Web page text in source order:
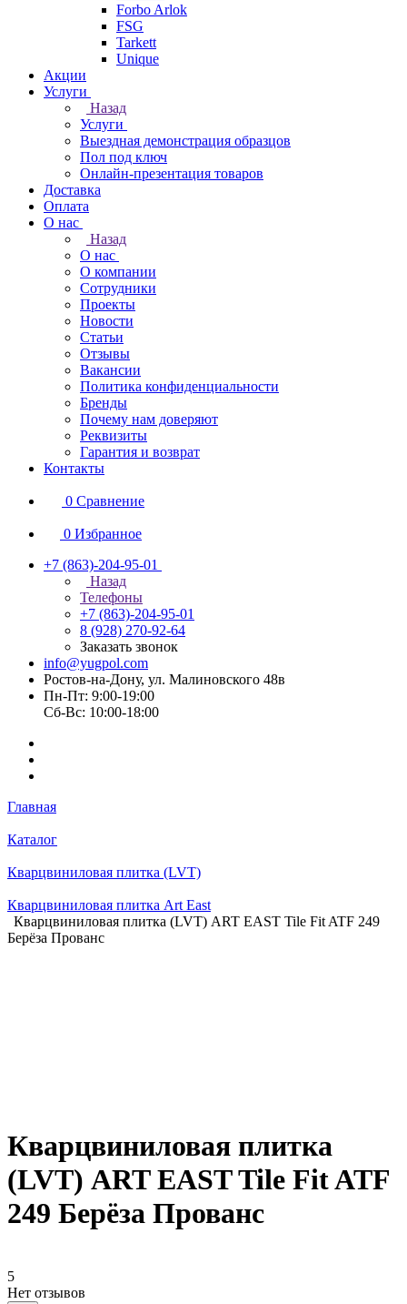
Forbo Arlok
FSG
Tarkett
Unique
Акции
Услуги
Назад
Услуги
Выездная демонстрация образцов
Пол под ключ
Онлайн-презентация товаров
Доставка
Оплата
О нас
Назад
О нас
О компании
Сотрудники
Проекты
Новости
Статьи
Отзывы
Вакансии
Политика конфиденциальности
Бренды
Почему нам доверяют
Реквизиты
Гарантия и возврат
Контакты
0 Сравнение
0 Избранное
+7 (863)-204-95-01
Назад
Телефоны
+7 (863)-204-95-01
8 (928) 270-92-64
Заказать звонок
info@yugpol.com
Ростов-на-Дону, ул. Малиновского 48в
Пн-Пт: 9:00-19:00
Cб-Вс: 10:00-18:00
Главная
Каталог
Кварцвиниловая плитка (LVT)
Кварцвиниловая плитка Art East
Кварцвиниловая плитка (LVT) ART EAST Tile Fit ATF 249
Берёза Прованс
Кварцвиниловая плитка
(LVT) ART EAST Tile Fit ATF
249 Берёза Прованс
5
Нет отзывов